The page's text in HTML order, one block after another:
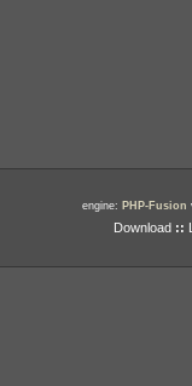
engine: PHP-Fusion
Download ::